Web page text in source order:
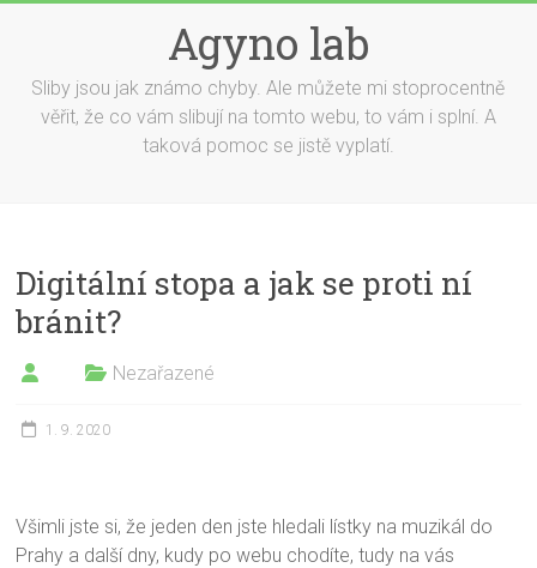
Agyno lab
Sliby jsou jak známo chyby. Ale můžete mi stoprocentně
věřit, že co vám slibují na tomto webu, to vám i splní. A
taková pomoc se jistě vyplatí.
Digitální stopa a jak se proti ní
bránit?
Nezařazené
1. 9. 2020
Všimli jste si, že jeden den jste hledali lístky na muzikál do
Prahy a další dny, kudy po webu chodíte, tudy na vás